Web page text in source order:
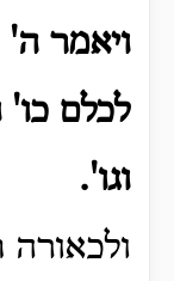
ויאמר
לכלם
וגו'.